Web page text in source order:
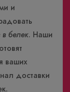
и
в белек. Наши
ваших
доставки
.